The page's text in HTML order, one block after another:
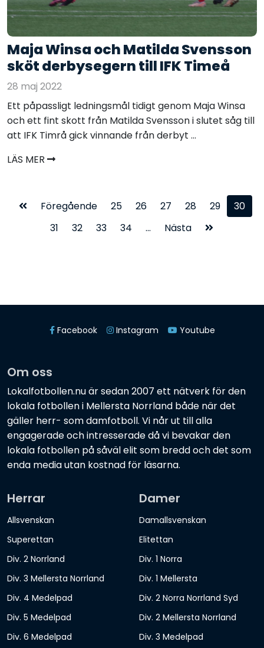
Maja Winsa och Matilda Svensson
sköt derbysegern till IFK Timeå
28 maj 2022
Ett påpassligt ledningsmål tidigt genom Maja Winsa
och ett fint skott från Matilda Svensson i slutet såg till
att IFK Timrå gick vinnande från derbyt ...
LÄS MER
Föregående 25 26 27 28 29
30
31
32 33 34 ... Nästa
Facebook Instagram Youtube
Om oss
Lokalfotbollen.nu är sedan 2007 ett nätverk för den
lokala fotbollen i Mellersta Norrland både när det
gäller herr- som damfotboll. Vi når ut till alla
engagerade och intresserade då vi bevakar den
lokala fotbollen på såväl elit som bredd och det som
enda media utan kostnad för läsarna.
Herrar
Allsvenskan
Superettan
Div. 2 Norrland
Div. 3 Mellersta Norrland
Div. 4 Medelpad
Div. 5 Medelpad
Div. 6 Medelpad
Damer
Damallsvenskan
Elitettan
Div. 1 Norra
Div. 1 Mellersta
Div. 2 Norra Norrland Syd
Div. 2 Mellersta Norrland
Div. 3 Medelpad